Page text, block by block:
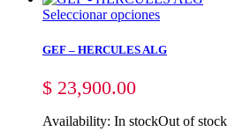
Seleccionar opciones
GEF – HERCULES ALG
$ 23,900.00
Availability: In stockOut of stock